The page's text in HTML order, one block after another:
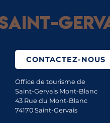
CONTACTEZ-NOUS
Office de tourisme de
Saint-Gervais Mont-Blanc
43 Rue du Mont-Blanc
74170 Saint-Gervais